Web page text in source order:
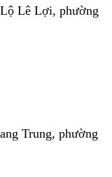
Lê Lợi, phường
Trung, phường